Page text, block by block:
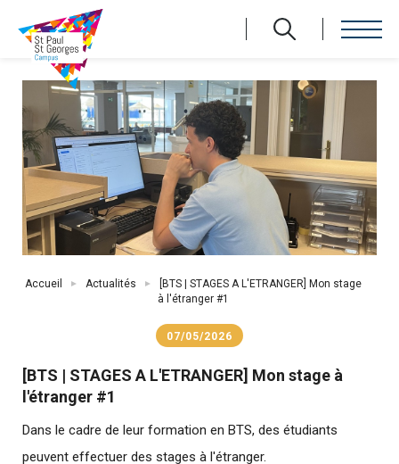
principal
Fil
Accueil Actualités
[BTS | STAGES A L'ETRANGER] Mon stage
à l'étranger #1
07/05/2026
[BTS | STAGES A L'ETRANGER] Mon stage à
l'étranger #1
Dans le cadre de leur formation en BTS, des étudiants
peuvent effectuer des stages à l'étranger.